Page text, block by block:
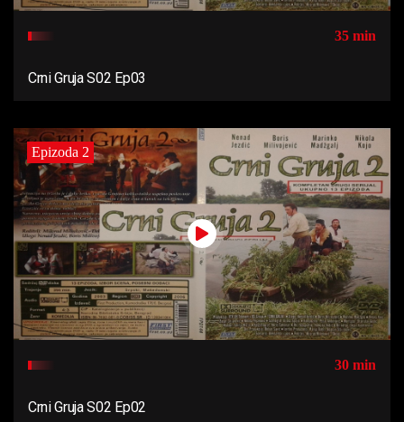
35 min
Crni Gruja S02 Ep03
Epizoda 2
30 min
Crni Gruja S02 Ep02